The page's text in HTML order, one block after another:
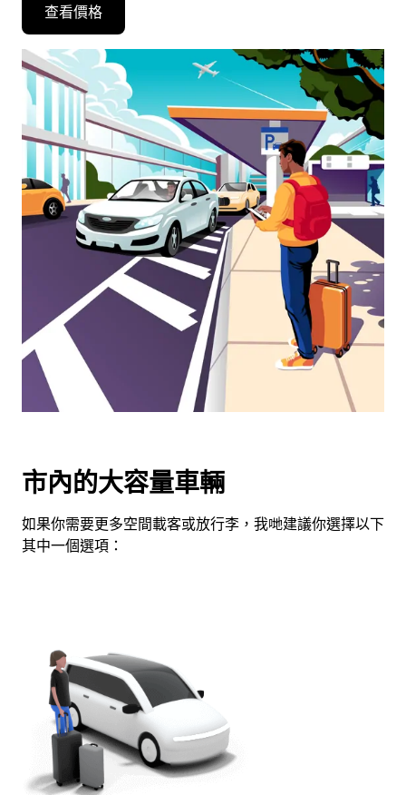
下
向
下
箭
鍵，
即
可
用
擇
日
期。
鈕
可
關
查看價格
市內的大容量車輛
如果你需要更多空間載客或放行李，我哋建議你選擇以下
其中一個選項：